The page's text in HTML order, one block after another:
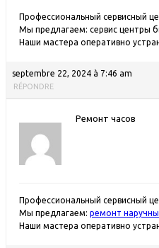
Профессиональный сервисный
Мы предлагаем: сервис центры
Наши мастера оперативно
septembre 22, 2024 à 7:46 am
RÉPONDRE
Ремонт часов
Профессиональный сервисный
Мы предлагаем: ремонт
Наши мастера оперативно